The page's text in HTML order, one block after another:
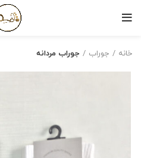
خانه جوراب جوراب مردانه